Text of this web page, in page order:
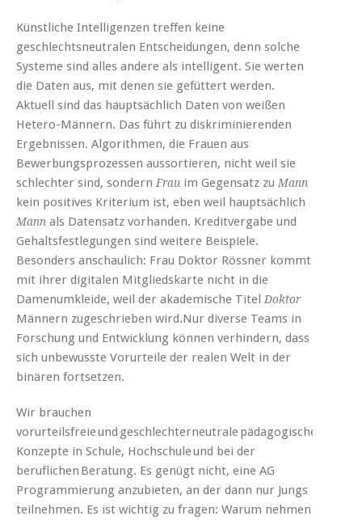
Künstliche Intelligenzen treffen keine
geschlechtsneutralen Entscheidungen, denn solche
Systeme sind alles andere als intelligent. Sie werten
die Daten aus, mit denen sie gefüttert werden.
Aktuell sind das hauptsächlich Daten von weißen
Hetero-Männern. Das führt zu diskriminierenden
Ergebnissen. Algorithmen, die Frauen aus
Bewerbungsprozessen aussortieren, nicht weil sie
schlechter sind, sondern Frau im Gegensatz zu Mann
kein positives Kriterium ist, eben weil hauptsächlich
Mann als Datensatz vorhanden. Kreditvergabe und
Gehaltsfestlegungen sind weitere Beispiele.
Besonders anschaulich: Frau Doktor Rössner kommt
mit ihrer digitalen Mitgliedskarte nicht in die
Damenumkleide, weil der akademische Titel Doktor
Männern zugeschrieben wird.Nur diverse Teams in
Forschung und Entwicklung können verhindern, dass
sich unbewusste Vorurteile der realen Welt in der
binären fortsetzen.
Wir brauchen
vorurteilsfreie und geschlechterneutrale pädagogische
Konzepte in Schule, Hochschule und bei der
beruflichen Beratung. Es genügt nicht, eine AG
Programmierung anzubieten, an der dann nur Jungs
teilnehmen. Es ist wichtig zu fragen: Warum nehmen